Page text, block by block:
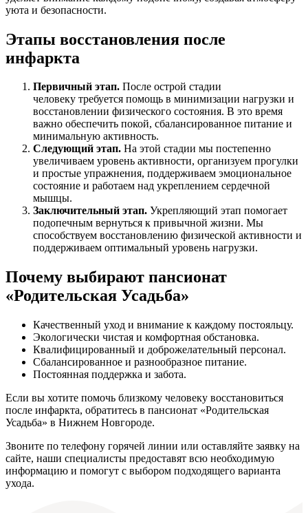
уюта и безопасности.
Этапы восстановления после
инфаркта
Первичный этап. После острой стадии
человеку требуется помощь в минимизации нагрузки и
восстановлении физического состояния. В это время
важно обеспечить покой, сбалансированное питание и
минимальную активность.
Следующий этап. На этой стадии мы постепенно
увеличиваем уровень активности, организуем прогулки
и простые упражнения, поддерживаем эмоциональное
состояние и работаем над укреплением сердечной
мышцы.
Заключительный этап. Укрепляющий этап помогает
подопечным вернуться к привычной жизни. Мы
способствуем восстановлению физической активности и
поддерживаем оптимальный уровень нагрузки.
Почему выбирают пансионат
«Родительская Усадьба»
Качественный уход и внимание к каждому постояльцу.
Экологически чистая и комфортная обстановка.
Квалифицированный и доброжелательный персонал.
Сбалансированное и разнообразное питание.
Постоянная поддержка и забота.
Если вы хотите помочь близкому человеку восстановиться
после инфаркта, обратитесь в пансионат «Родительская
Усадьба» в Нижнем Новгороде.
Звоните по телефону горячей линии или оставляйте заявку на
сайте, наши специалисты предоставят всю необходимую
информацию и помогут с выбором подходящего варианта
ухода.